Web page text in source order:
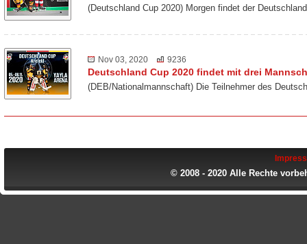
(Deutschland Cup 2020) Morgen findet der
Nov 03, 2020 9236
Deutschland Cup 2020 findet mit drei
(DEB/Nationalmannschaft) Die Teilnehmer des
© 2008 - 2020 Alle Rechte